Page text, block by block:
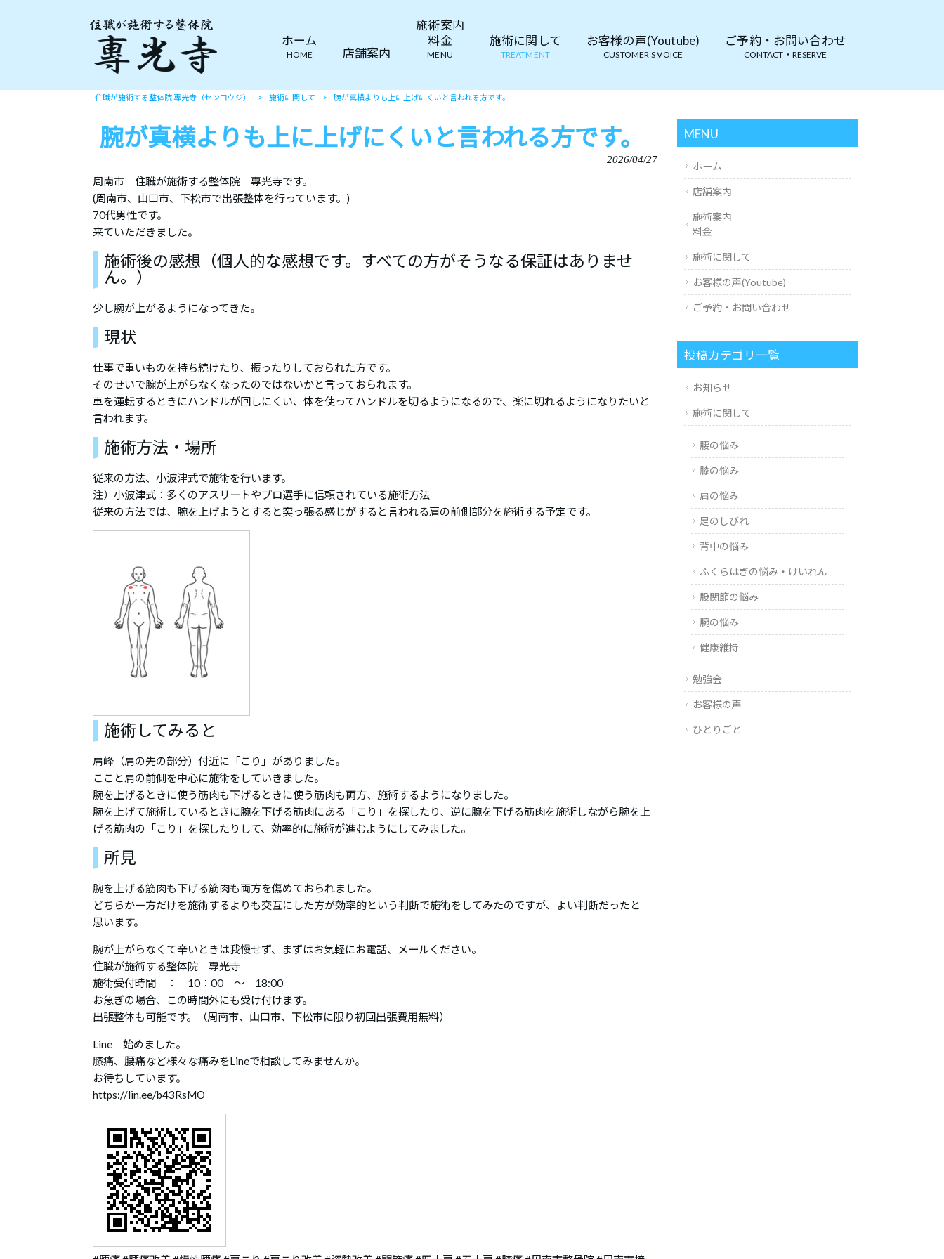
ホーム
HOME 店舗案内
施術案内
料金
MENU
施術に関して
TREATMENT
お客様の声(Youtube)
CUSTOMER’S VOICE
ご予約・お問い合わせ
CONTACT・RESERVE
住職が施術する整体院 專光寺（センコウジ） > 施術に関して > 腕が真横よりも上に上げにくいと言われる方です。
腕が真横よりも上に上げにくいと言われる方です。
2026/04/27
周南市 住職が施術する整体院 專光寺です。
(周南市、山口市、下松市で出張整体を行っています。)
70代男性です。
来ていただきました。
施術後の感想（個人的な感想です。すべての方がそうなる保証はありませ
ん。）
少し腕が上がるようになってきた。
現状
仕事で重いものを持ち続けたり、振ったりしておられた方です。
そのせいで腕が上がらなくなったのではないかと言っておられます。
車を運転するときにハンドルが回しにくい、体を使ってハンドルを切るようになるので、楽に切れるようになりたいと
言われます。
施術方法・場所
従来の方法、小波津式で施術を行います。
注）小波津式：多くのアスリートやプロ選手に信頼されている施術方法
従来の方法では、腕を上げようとすると突っ張る感じがすると言われる肩の前側部分を施術する予定です。
施術してみると
肩峰（肩の先の部分）付近に「こり」がありました。
ここと肩の前側を中心に施術をしていきました。
腕を上げるときに使う筋肉も下げるときに使う筋肉も両方、施術するようになりました。
腕を上げて施術しているときに腕を下げる筋肉にある「こり」を探したり、逆に腕を下げる筋肉を施術しながら腕を上
げる筋肉の「こり」を探したりして、効率的に施術が進むようにしてみました。
所見
腕を上げる筋肉も下げる筋肉も両方を傷めておられました。
どちらか一方だけを施術するよりも交互にした方が効率的という判断で施術をしてみたのですが、よい判断だったと
思います。
腕が上がらなくて辛いときは我慢せず、まずはお気軽にお電話、メールください。
住職が施術する整体院 專光寺
施術受付時間 ： 10：00 ～ 18:00
お急ぎの場合、この時間外にも受け付けます。
出張整体も可能です。（周南市、山口市、下松市に限り初回出張費用無料）
Line 始めました。
膝痛、腰痛など様々な痛みをLineで相談してみませんか。
お待ちしています。
https://lin.ee/b43RsMO
MENU
ホーム
店舗案内
施術案内
料金
施術に関して
お客様の声(Youtube)
ご予約・お問い合わせ
投稿カテゴリ一覧
お知らせ
施術に関して
腰の悩み
膝の悩み
肩の悩み
足のしびれ
背中の悩み
ふくらはぎの悩み・けいれん
股関節の悩み
腕の悩み
健康維持
勉強会
お客様の声
ひとりごと